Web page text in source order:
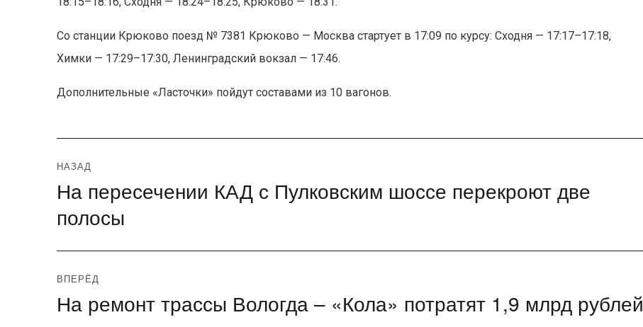
Со станции Крюково поезд № 7381 Крюково — Москва стартует в 17:09 по курсу: Сходня — 17:17–17:18,
Химки — 17:29–17:30, Ленинградский вокзал — 17:46.
Дополнительные «Ласточки» пойдут составами из 10 вагонов.
Навигация
по
записям
НАЗАД
Предыдущая
На пересечении КАД с Пулковским шоссе перекроют две
полосы
ВПЕРЁД
Следующая
запись:
На ремонт трассы Вологда – «Кола» потратят 1,9 млрд рублей